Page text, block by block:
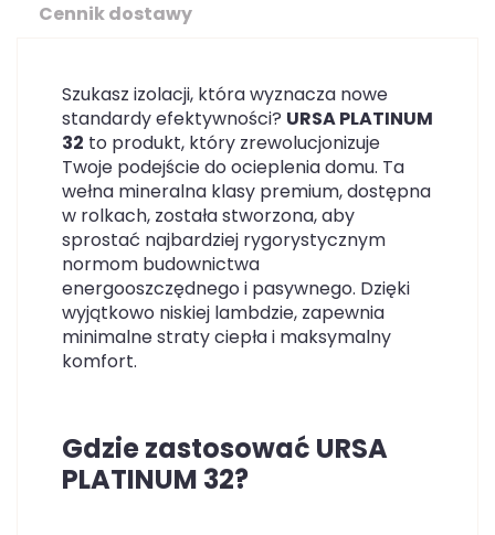
Cennik dostawy
Szukasz izolacji, która wyznacza nowe
standardy efektywności? URSA PLATINUM
32 to produkt, który zrewolucjonizuje
Twoje podejście do ocieplenia domu. Ta
wełna mineralna klasy premium, dostępna
w rolkach, została stworzona, aby
sprostać najbardziej rygorystycznym
normom budownictwa
energooszczędnego i pasywnego. Dzięki
wyjątkowo niskiej lambdzie, zapewnia
minimalne straty ciepła i maksymalny
komfort.
Gdzie zastosować URSA
PLATINUM 32?